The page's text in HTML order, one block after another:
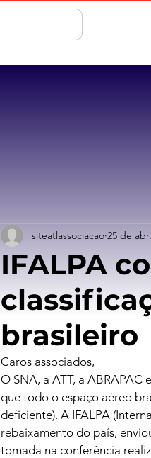
IFALPA
brasileiro
siteatlassociacao 25 de
Caros associados,
O SNA, a ATT, a ABRAPAC
que todo o espaço aéreo
deficiente). A IFALPA
rebaixamento do país,
tomada na conferência